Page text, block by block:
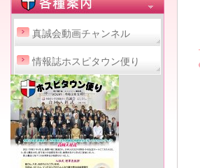
真誠会動画チャンネル
情報誌ホスピタウン便り